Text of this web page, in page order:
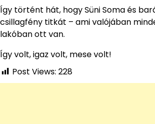
Így történt hát, hogy Süni Soma és
csillagfény titkát – ami valójában
lakóban ott van.
Így volt, igaz volt, mese volt!
Post Views: 228